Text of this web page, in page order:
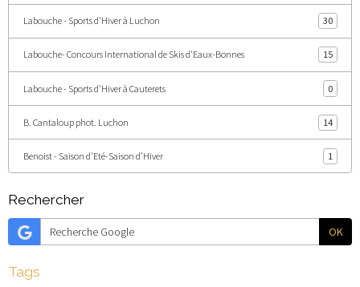
Labouche - Sports d'Hiver à Luchon 30
Labouche- Concours International de Skis d'Eaux-Bonnes 15
Labouche - Sports d'Hiver à Cauterets 0
B. Cantaloup phot. Luchon 14
Benoist - Saison d'Eté-Saison d'Hiver 1
Rechercher
OK
Tags